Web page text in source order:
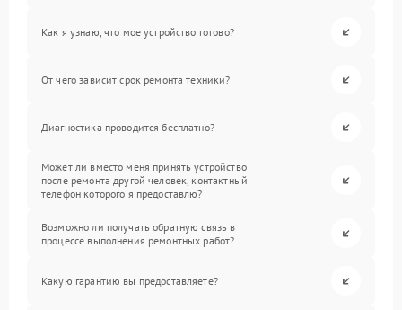
Как я узнаю, что мое устройство готово?
От чего зависит срок ремонта техники?
Диагностика проводится бесплатно?
Может ли вместо меня принять устройство
после ремонта другой человек, контактный
телефон которого я предоставлю?
Возможно ли получать обратную связь в
процессе выполнения ремонтных работ?
Какую гарантию вы предоставляете?